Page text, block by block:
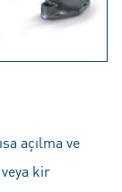
açılma ve
kir